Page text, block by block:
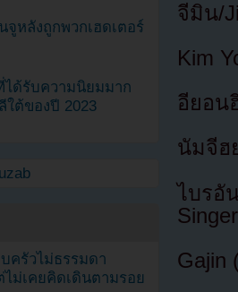
จีมิน/
Kim
อียอน
นัมจีฮ
ไบรอั
Gajin
หลังถูกพวกเฮดเตอร์
ด้รับความนิยมมาก
ใต้ของปี 2023
ครัวไม่ธรรมดา
ม่เคยคิดเดินตามรอย